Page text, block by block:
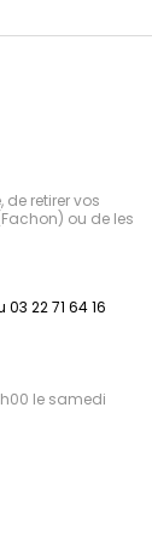
retirer vos
ou de les
22 71 64 16
le samedi